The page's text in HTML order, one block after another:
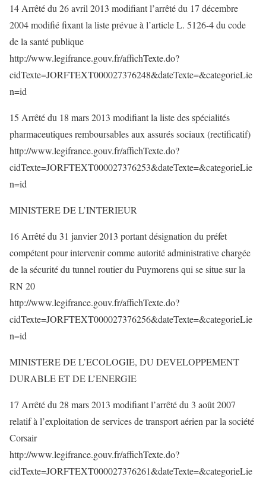
14 Arrêté du 26 avril 2013 modifiant l’arrêté du 17 décembre
2004 modifié fixant la liste prévue à l’article L. 5126-4 du code
de la santé publique
http://www.legifrance.gouv.fr/affichTexte.do?
cidTexte=JORFTEXT000027376248&dateTexte=&categorieLie
n=id
15 Arrêté du 18 mars 2013 modifiant la liste des spécialités
pharmaceutiques remboursables aux assurés sociaux (rectificatif)
http://www.legifrance.gouv.fr/affichTexte.do?
cidTexte=JORFTEXT000027376253&dateTexte=&categorieLie
n=id
MINISTERE DE L’INTERIEUR
16 Arrêté du 31 janvier 2013 portant désignation du préfet
compétent pour intervenir comme autorité administrative chargée
de la sécurité du tunnel routier du Puymorens qui se situe sur la
RN 20
http://www.legifrance.gouv.fr/affichTexte.do?
cidTexte=JORFTEXT000027376256&dateTexte=&categorieLie
n=id
MINISTERE DE L’ECOLOGIE, DU DEVELOPPEMENT
DURABLE ET DE L’ENERGIE
17 Arrêté du 28 mars 2013 modifiant l’arrêté du 3 août 2007
relatif à l’exploitation de services de transport aérien par la société
Corsair
http://www.legifrance.gouv.fr/affichTexte.do?
cidTexte=JORFTEXT000027376261&dateTexte=&categorieLie